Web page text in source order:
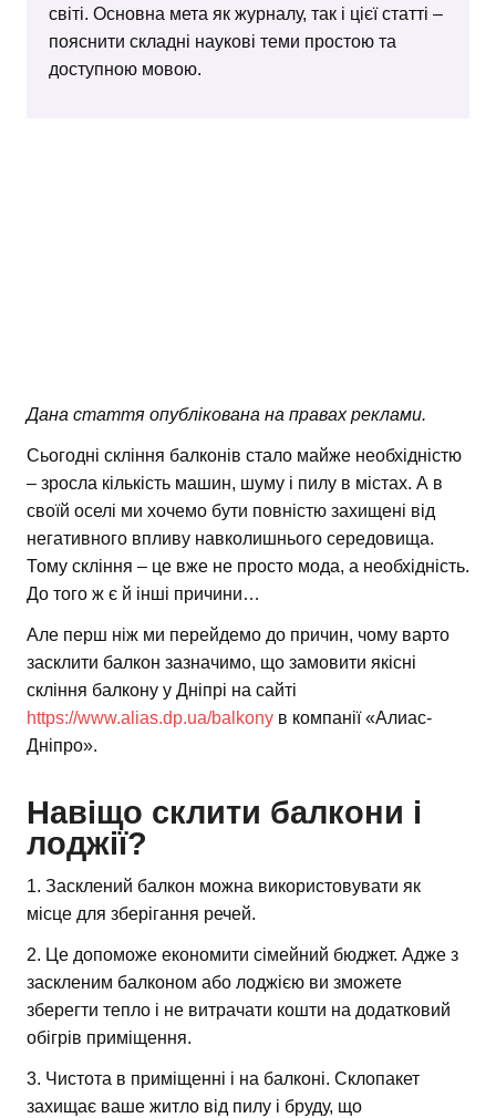
світі. Основна мета як журналу, так і цієї статті –
пояснити складні наукові теми простою та
доступною мовою.
Дана стаття опублікована на правах реклами.
Сьогодні скління балконів стало майже необхідністю
– зросла кількість машин, шуму і пилу в містах. А в
своїй оселі ми хочемо бути повністю захищені від
негативного впливу навколишнього середовища.
Тому скління – це вже не просто мода, а необхідність.
До того ж є й інші причини…
Але перш ніж ми перейдемо до причин, чому варто
засклити балкон зазначимо, що замовити якісні
скління балкону у Дніпрі на сайті
https://www.alias.dp.ua/balkony в компанії «Алиас-
Дніпро».
Навіщо склити балкони і
лоджії?
1. Засклений балкон можна використовувати як
місце для зберігання речей.
2. Це допоможе економити сімейний бюджет. Адже з
заскленим балконом або лоджією ви зможете
зберегти тепло і не витрачати кошти на додатковий
обігрів приміщення.
3. Чистота в приміщенні і на балконі. Склопакет
захищає ваше житло від пилу і бруду, що